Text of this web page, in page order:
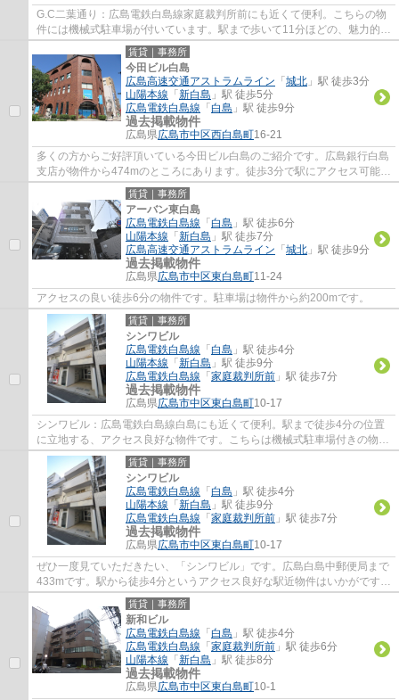
G.C二葉通り：広島電鉄白島線家庭裁判所前にも近くて便利。こちらの物
件には機械式駐車場が付いています。駅まで歩いて11分ほどの、魅力的な
立地の物件です。こちらはエレベーター付き...
賃貸｜事務所
今田ビル白島
広島高速交通アストラムライン 「 城北 」駅 徒歩3分
山陽本線 「 新白島 」駅 徒歩5分
広島電鉄白島線 「 白島 」駅 徒歩9分
過去掲載物件
広島県広島市中区西白島町16-21
多くの方からご好評頂いている今田ビル白島のご紹介です。広島銀行白島
支店が物件から474mのところにあります。徒歩3分で駅にアクセス可能
な、魅力的な駅近物件です。
賃貸｜事務所
アーバン東白島
広島電鉄白島線 「 白島 」駅 徒歩6分
山陽本線 「 新白島 」駅 徒歩7分
広島高速交通アストラムライン 「 城北 」駅 徒歩9分
過去掲載物件
広島県広島市中区東白島町11-24
アクセスの良い徒歩6分の物件です。駐車場は物件から約200mです。
賃貸｜事務所
シンワビル
広島電鉄白島線 「 白島 」駅 徒歩4分
山陽本線 「 新白島 」駅 徒歩9分
広島電鉄白島線 「 家庭裁判所前 」駅 徒歩7分
過去掲載物件
広島県広島市中区東白島町10-17
シンワビル：広島電鉄白島線白島にも近くて便利。駅まで徒歩4分の位置
に立地する、アクセス良好な物件です。こちらは機械式駐車場付きの物件
です。
賃貸｜事務所
シンワビル
広島電鉄白島線 「 白島 」駅 徒歩4分
山陽本線 「 新白島 」駅 徒歩9分
広島電鉄白島線 「 家庭裁判所前 」駅 徒歩7分
過去掲載物件
広島県広島市中区東白島町10-17
ぜひ一度見ていただきたい、「シンワビル」です。広島白島中郵便局まで
433mです。駅から徒歩4分というアクセス良好な駅近物件はいかがです
か。お車をお持ちの方にオススメの、自走式駐...
賃貸｜事務所
新和ビル
広島電鉄白島線 「 白島 」駅 徒歩4分
広島電鉄白島線 「 家庭裁判所前 」駅 徒歩6分
山陽本線 「 新白島 」駅 徒歩8分
過去掲載物件
広島県広島市中区東白島町10-1